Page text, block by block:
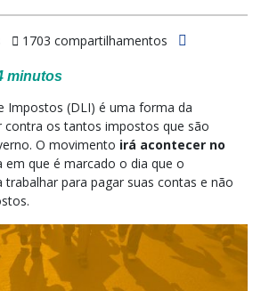
1703 compartilhamentos
minutos
Impostos (DLI) é uma forma da
contra os tantos impostos que são
O movimento irá acontecer no
em que é marcado o dia que o
para pagar suas contas e não